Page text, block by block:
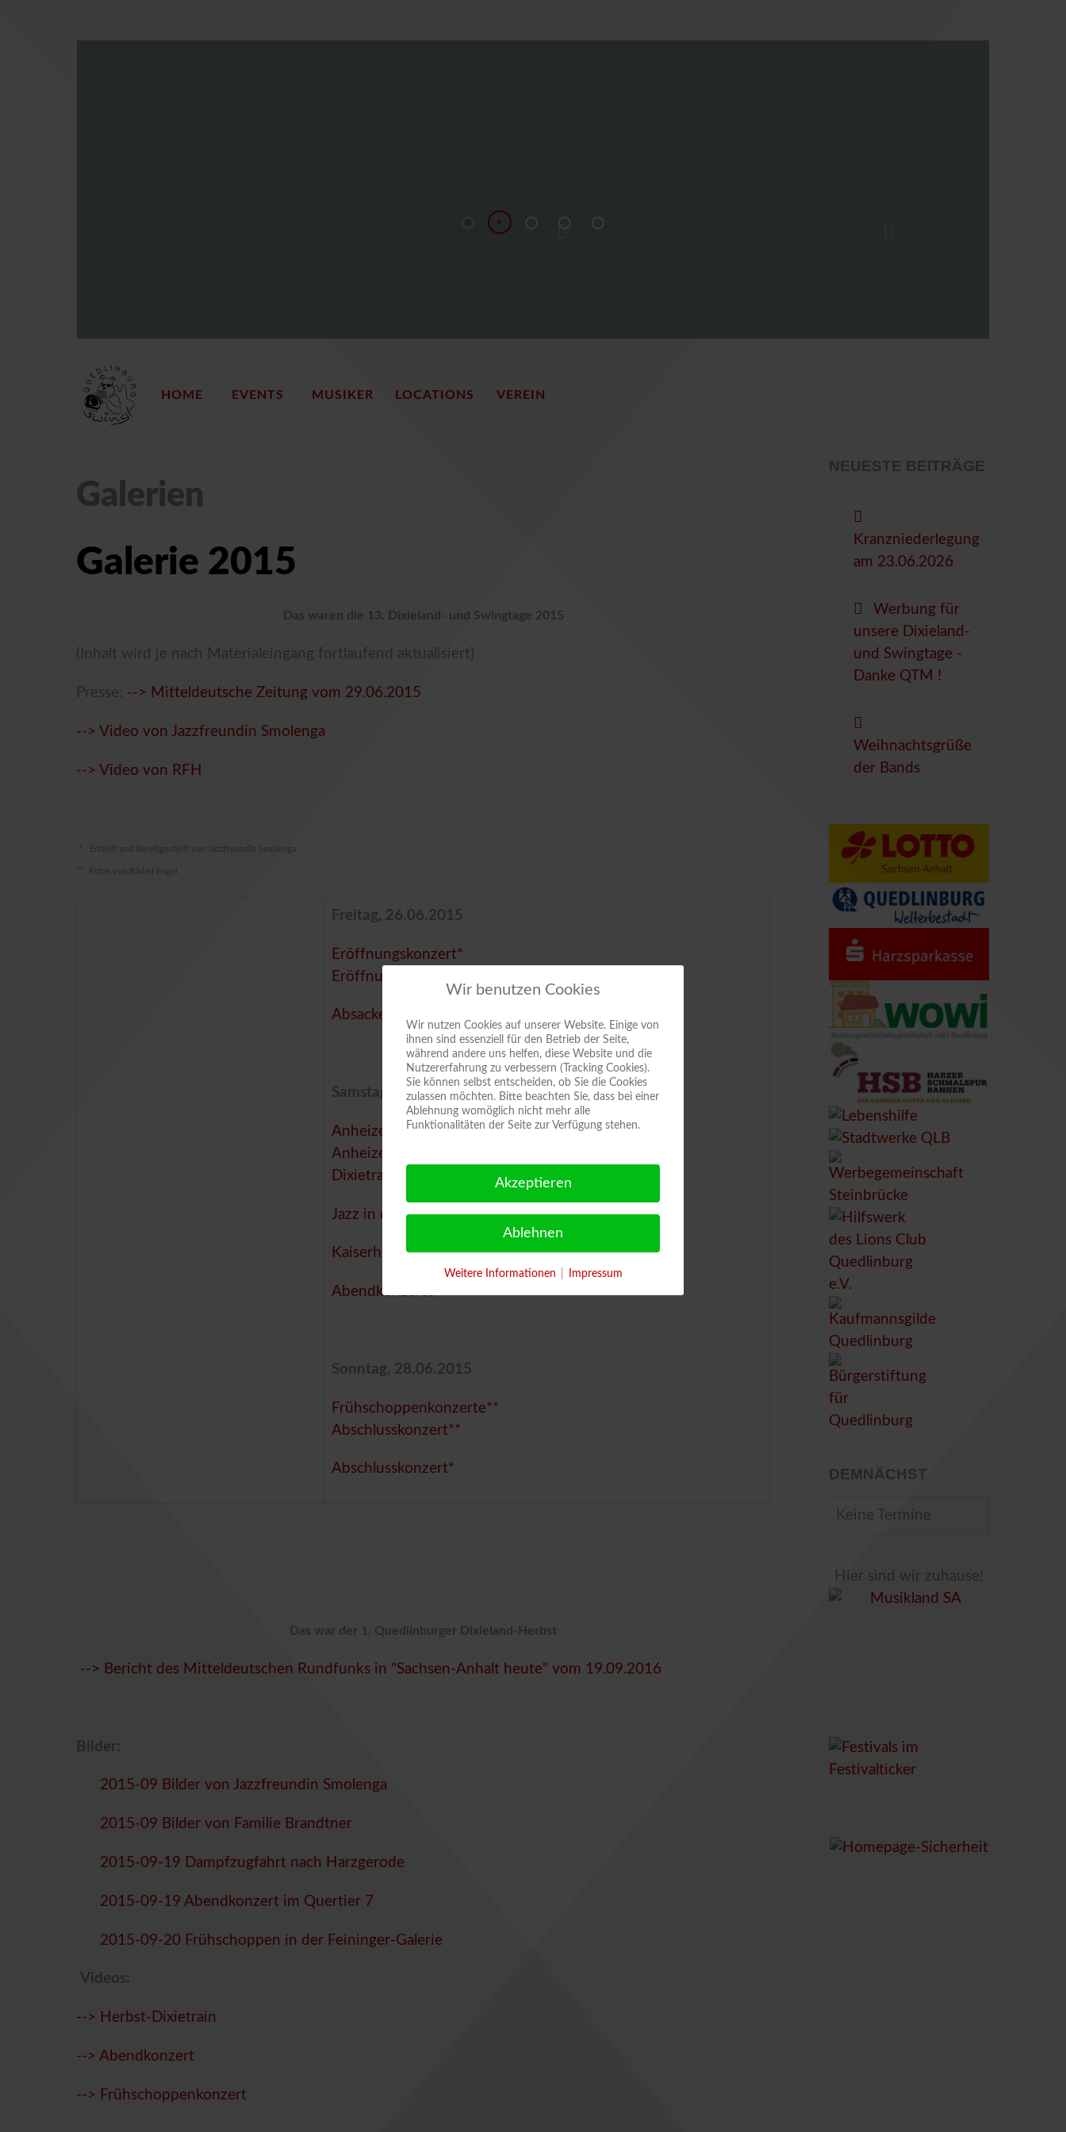
HOME EVENTS MUSIKER LOCATIONS VEREIN
Galerien
Galerie 2015
Das waren die 13. Dixieland- und Swingtage 2015
(Inhalt wird je nach Materialeingang fortlaufend aktualisiert)
Presse: --> Mitteldeutsche Zeitung vom 29.06.2015
--> Video von Jazzfreundin Smolenga
--> Video von RFH
* Erstellt und bereitgestellt von Jazzfreundin Smolenga
** Fotos von Bärbel Engel
Freitag, 26.06.2015
Eröffnungskonzert*
Eröffnungskonzert**
Absackerparty**
Samstag, 27.06.2015
Anheizen im Lockschuppen und Dixietrain*
Anheizen im Lockschuppen**
Dixietrain**
Jazz in der City**
Kaiserhof*
Abendkonzerte**
Sonntag, 28.06.2015
Frühschoppenkonzerte**
Abschlusskonzert**
Abschlusskonzert*
Das war der 1. Quedlinburger Dixieland-Herbst
--> Bericht des Mitteldeutschen Rundfunks in "Sachsen-Anhalt heute" vom 19.09.2016
Bilder:
2015-09 Bilder von Jazzfreundin Smolenga
2015-09 Bilder von Familie Brandtner
2015-09-19 Dampfzugfahrt nach Harzgerode
2015-09-19 Abendkonzert im Quertier 7
2015-09-20 Frühschoppen in der Feininger-Galerie
Videos:
--> Herbst-Dixietrain
--> Abendkonzert
--> Frühschoppenkonzert
NEUESTE BEITRÄGE
Kranzniederlegung
am 23.06.2026
Werbung für
unsere Dixieland-
und Swingtage -
Danke QTM !
Weihnachtsgrüße
der Bands
DEMNÄCHST
Keine Termine
Hier sind wir zuhause!
Wir benutzen Cookies
Wir nutzen Cookies auf unserer Website. Einige von
ihnen sind essenziell für den Betrieb der Seite,
während andere uns helfen, diese Website und die
Nutzererfahrung zu verbessern (Tracking Cookies).
Sie können selbst entscheiden, ob Sie die Cookies
zulassen möchten. Bitte beachten Sie, dass bei einer
Ablehnung womöglich nicht mehr alle
Funktionalitäten der Seite zur Verfügung stehen.
Akzeptieren
Ablehnen
Weitere Informationen Impressum